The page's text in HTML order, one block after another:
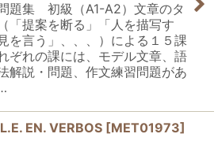
題集 初級（A1-A2）文章のタ
「提案を断る」「人を描写す
を言う」、、、）による１５課
ぞれの課には、モデル文章、語
解説・問題、作文練習問題があ
EN. VERBOS [MET01973]